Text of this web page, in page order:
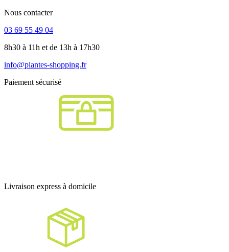
Nous contacter
03 69 55 49 04
8h30 à 11h et de 13h à 17h30
info@plantes-shopping.fr
Paiement sécurisé
Livraison express à domicile